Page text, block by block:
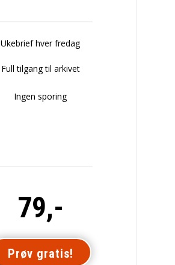
Ukebrief hver fredag
Full tilgang til arkivet
Ingen sporing
79,-
Prøv gratis!